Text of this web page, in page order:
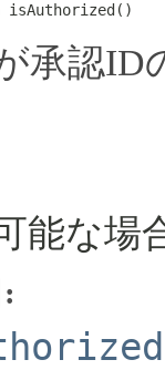
isAuthorized​()
承認ID
能な場